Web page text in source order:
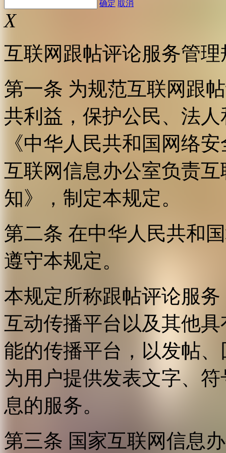
确定 取消
X
互联网跟帖评论服务管理
第一条 为规范互联网跟
共利益，保护公民、法
《中华人民共和国网络
互联网信息办公室负责
知》，制定本规定。
第二条 在中华人民共和
遵守本规定。
本规定所称跟帖评论服
互动传播平台以及其他
能的传播平台，以发帖
为用户提供发表文字、
息的服务。
第三条 国家互联网信息